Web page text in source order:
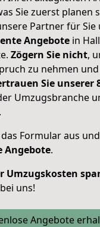
Sie zuerst planen
Partner für Sie
Angebote in
Zögern Sie nicht,
zu nehmen
Sie unserer
Umzugsbranche
Formular aus und
Angebote.
Umzugskosten
uns!
Angebote